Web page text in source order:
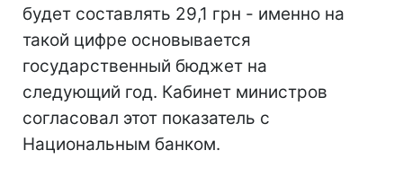
будет составлять 29,1 грн - именно на
такой цифре основывается
государственный бюджет на
следующий год. Кабинет министров
согласовал этот показатель с
Национальным банком.